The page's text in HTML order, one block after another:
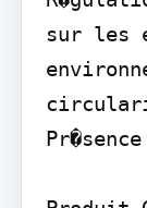
sur les